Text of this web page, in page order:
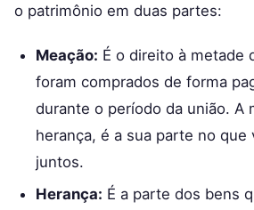
o patrimônio em duas partes:
Meação: É o direito à metade
foram comprados de forma
durante o período da união. A
herança, é a sua parte no que
juntos.
Herança: É a parte dos bens